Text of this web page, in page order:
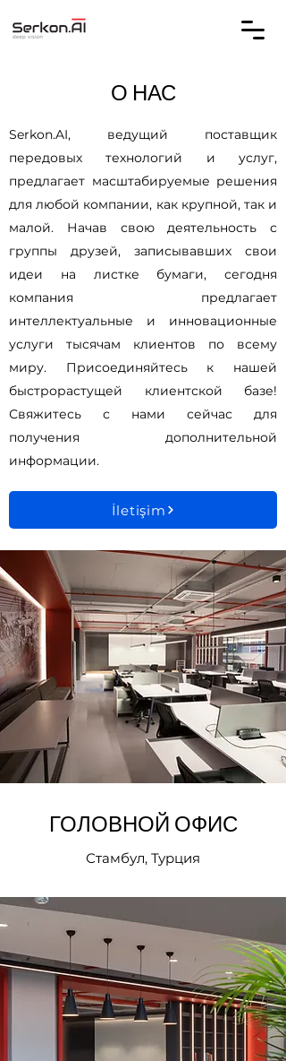
О НАС
Serkon.AI, ведущий поставщик
передовых технологий и услуг,
предлагает масштабируемые решения
для любой компании, как крупной, так и
малой. Начав свою деятельность с
группы друзей, записывавших свои
идеи на листке бумаги, сегодня
компания предлагает
интеллектуальные и инновационные
услуги тысячам клиентов по всему
миру. Присоединяйтесь к нашей
быстрорастущей клиентской базе!
Свяжитесь с нами сейчас для
получения дополнительной
информации.
İletişim
ГОЛОВНОЙ ОФИС
Стамбул, Турция